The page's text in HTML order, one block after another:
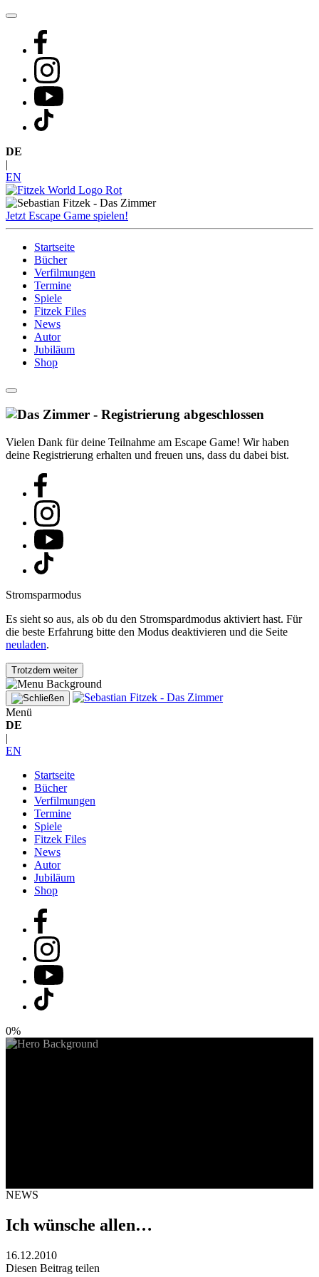
Zum
springen
DE
EN
Jetzt Escape Game spielen!
Startseite
Bücher
Verfilmungen
Termine
Spiele
Fitzek Files
News
Autor
Jubiläum
Shop
Vielen Dank für deine Teilnahme am Escape Game! Wir haben
deine Registrierung erhalten und freuen uns, dass du dabei bist.
Stromsparmodus
Es sieht so aus, als ob du den Stromspardmodus aktiviert hast. Für
die beste Erfahrung bitte den Modus deaktivieren und die Seite
neuladen.
Trotzdem weiter
Menü
DE
|
EN
Startseite
Bücher
Verfilmungen
Termine
Spiele
Fitzek Files
News
Autor
Jubiläum
Shop
0%
NEWS
Ich wünsche allen…
16.12.2010
Diesen Beitrag teilen